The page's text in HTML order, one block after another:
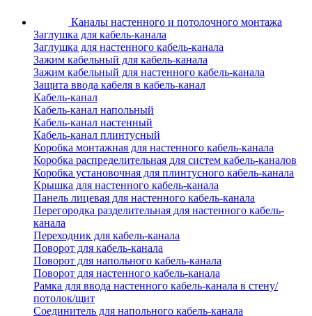
Каналы настенного и потолочного монтажа
Заглушка для кабель-канала
Заглушка для настенного кабель-канала
Зажим кабельный для кабель-канала
Зажим кабельный для настенного кабель-канала
Защита ввода кабеля в кабель-канал
Кабель-канал
Кабель-канал напольный
Кабель-канал настенный
Кабель-канал плинтусный
Коробка монтажная для настенного кабель-канала
Коробка распределительная для систем кабель-каналов
Коробка установочная для плинтусного кабель-канала
Крышка для настенного кабель-канала
Панель лицевая для настенного кабель-канала
Перегородка разделительная для настенного кабель-
канала
Переходник для кабель-канала
Поворот для кабель-канала
Поворот для напольного кабель-канала
Поворот для настенного кабель-канала
Рамка для ввода настенного кабель-канала в стену/
потолок/щит
Соединитель для напольного кабель-канала